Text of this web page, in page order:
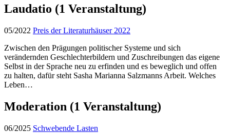
Laudatio (1 Veranstaltung)
05/2022 Preis der Literaturhäuser 2022
Zwischen den Prägungen politischer Systeme und sich
verändernden Geschlechterbildern und Zuschreibungen das eigene
Selbst in der Sprache neu zu erfinden und es beweglich und offen
zu halten, dafür steht Sasha Marianna Salzmanns Arbeit. Welches
Leben…
Moderation (1 Veranstaltung)
06/2025 Schwebende Lasten